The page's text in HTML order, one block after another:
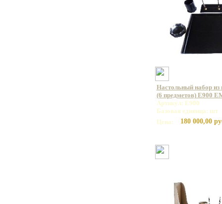
Настольный набор из
(6 предметов) E900
Артикул: E900
Базовая единица: шт
Цена:
180 000,00